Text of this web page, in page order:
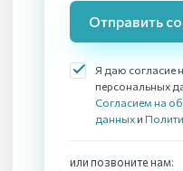
Отправить
Я даю согласие
персональных
Согласием на
данных и
или позвоните нам: